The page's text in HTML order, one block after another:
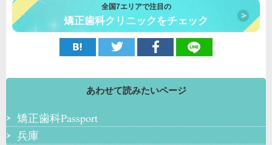
全国7エリアで注目の
矯正歯科クリニックをチェック
あわせて読みたいページ
矯正歯科Passport
兵庫